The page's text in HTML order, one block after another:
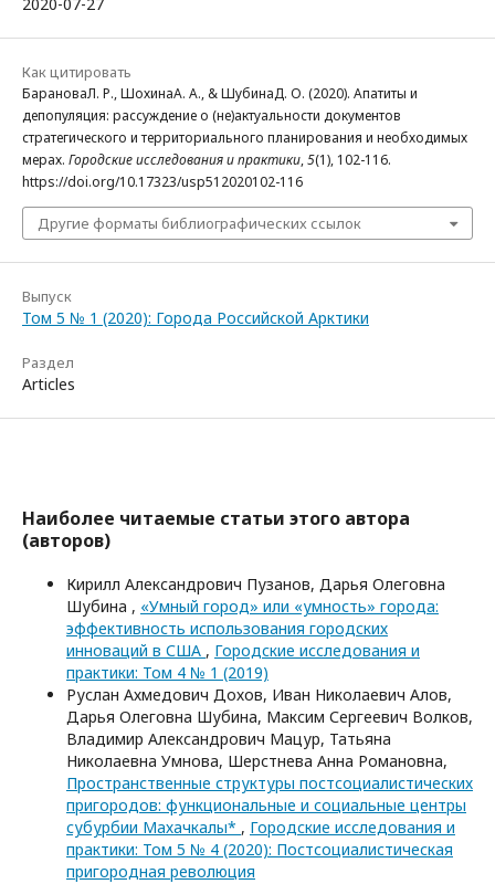
Как цитировать
БарановаЛ. Р., ШохинаА. А., & ШубинаД. О. (2020). Апатиты и
депопуляция: рассуждение о (не)актуальности документов
стратегического и территориального планирования и необходимых
мерах. Городские исследования и практики,5(1), 102-116.
https://doi.org/10.17323/usp512020102-116
Другие форматы библиографических ссылок
Выпуск
Том 5 № 1 (2020): Города Российской Арктики
Раздел
Articles
Наиболее читаемые статьи этого автора
(авторов)
Кирилл Александрович Пузанов, Дарья Олеговна
Шубина , «Умный город» или «умность» города:
эффективность использования городских
инноваций в США , Городские исследования и
практики: Том 4 № 1 (2019)
Руслан Ахмедович Дохов, Иван Николаевич Алов,
Дарья Олеговна Шубина, Максим Сергеевич Волков,
Владимир Александрович Мацур, Татьяна
Николаевна Умнова, Шерстнева Анна Романовна,
Пространственные структуры постсоциалистических
пригородов: функциональные и социальные центры
субурбии Махачкалы* , Городские исследования и
практики: Том 5 № 4 (2020): Постсоциалистическая
пригородная революция